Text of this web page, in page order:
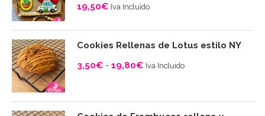
19,50€ Iva Incluido
Cookies Rellenas de Lotus estilo NY
3,50€ - 19,80€
Rango
de
precios:
Iva Incluido